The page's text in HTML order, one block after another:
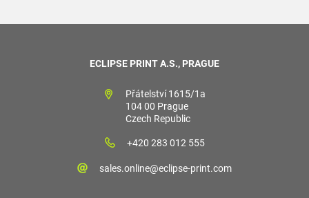
ECLIPSE PRINT A.S., PRAGUE
Přátelství 1615/1a
104 00 Prague
Czech Republic
+420 283 012 555
sales.online@eclipse-print.com